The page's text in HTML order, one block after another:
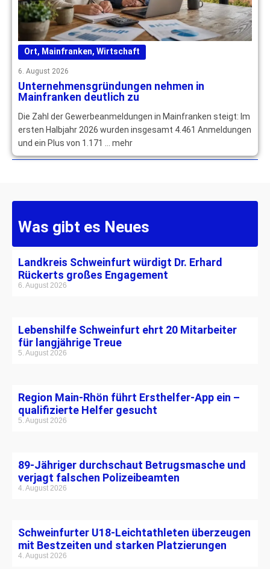
Ort, Mainfranken, Wirtschaft
6. August 2026
Unternehmensgründungen nehmen in
Mainfranken deutlich zu
Die Zahl der Gewerbeanmeldungen in Mainfranken steigt: Im
ersten Halbjahr 2026 wurden insgesamt 4.461 Anmeldungen
und ein Plus von 1.171 … mehr
Was gibt es Neues
Landkreis Schweinfurt würdigt Dr. Erhard
Rückerts großes Engagement
6. August 2026
Lebenshilfe Schweinfurt ehrt 20 Mitarbeiter
für langjährige Treue
5. August 2026
Region Main-Rhön führt Ersthelfer-App ein –
qualifizierte Helfer gesucht
5. August 2026
89-Jähriger durchschaut Betrugsmasche und
verjagt falschen Polizeibeamten
4. August 2026
Schweinfurter U18-Leichtathleten überzeugen
mit Bestzeiten und starken Platzierungen
4. August 2026